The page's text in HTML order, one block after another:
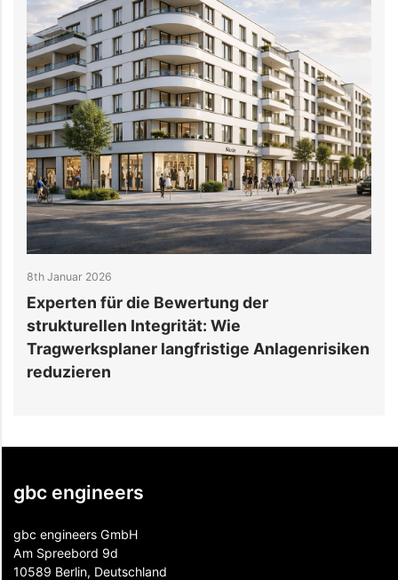
8th Januar 2026
Experten für die Bewertung der
strukturellen Integrität: Wie
Tragwerksplaner langfristige Anlagenrisiken
reduzieren
gbc engineers
gbc engineers GmbH
Am Spreebord 9d
10589 Berlin, Deutschland